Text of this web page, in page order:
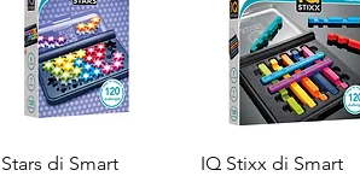
Quick View
di Smart
Quick View
IQ Stixx di Smart